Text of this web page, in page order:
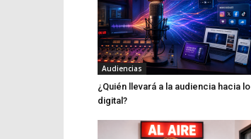
Audiencias
¿Quién llevará a la audiencia hacia lo
digital?